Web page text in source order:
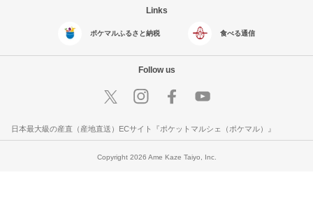
Links
ポケマルふるさと納税 食べる通信
Follow us
日本最大級の産直（産地直送）ECサイト『ポケットマルシェ（ポケマル）』
Copyright 2026 Ame Kaze Taiyo, Inc.